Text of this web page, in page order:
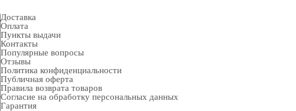
Доставка
Оплата
Пункты выдачи
Контакты
Популярные вопросы
Отзывы
Политика конфиденциальности
Публичная оферта
Правила возврата товаров
Согласие на обработку персональных данных
Гарантия